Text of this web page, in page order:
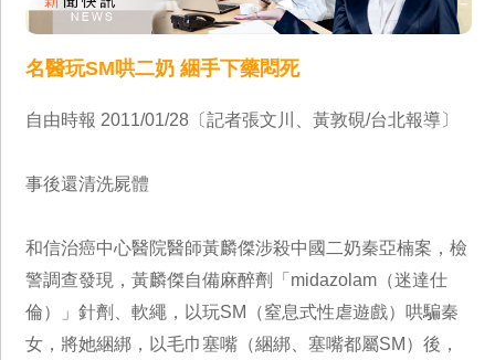
名醫玩SM哄二奶 綑手下藥悶死
自由時報 2011/01/28〔記者張文川、黃敦硯/台北報導〕
事後還清洗屍體
和信治癌中心醫院醫師黃麟傑涉殺中國二奶秦亞楠案，檢
警調查發現，黃麟傑自備麻醉劑「midazolam（迷達仕
倫）」針劑、軟繩，以玩SM（窒息式性虐遊戲）哄騙秦
女，將她綑綁，以毛巾塞嘴（綑綁、塞嘴都屬SM）後，